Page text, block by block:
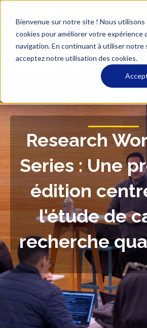
Bienvenue sur notre site ! Nous utilisons
cookies pour améliorer votre expérience
navigation. En continuant à utiliser notre
acceptez notre utilisation des cookies.
Research
Series : Une
édition
l'étude de
recherche